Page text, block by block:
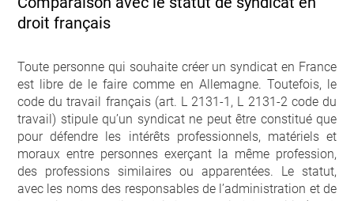
droit français
Toute personne qui souhaite créer un syndicat en France
est libre de le faire comme en Allemagne. Toutefois, le
code du travail français (art. L 2131-1, L 2131-2 code du
travail) stipule qu’un syndicat ne peut être constitué que
pour défendre les intérêts professionnels, matériels et
moraux entre personnes exerçant la même profession,
des professions similaires ou apparentées. Le statut,
avec les noms des responsables de l’administration et de